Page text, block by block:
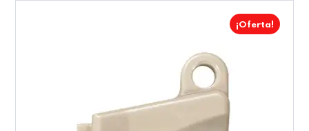
¡Oferta!